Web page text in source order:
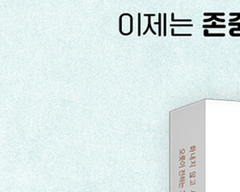
구에게 함부로 하는 아이에게 “너 이러다 왕
구에게 무시당하는 아이에게 “걔 이름이 뭐
구들 사이에서 외로워하는 아이에게 “다
일파티에 초대받지 못한 아이에게 “걔는 왜
음, 의사소통 말 연습
에게 상처 주는 아이에게 “말을 그렇게밖
치 없이 구는 아이에게 “말귀를 못 알아들어